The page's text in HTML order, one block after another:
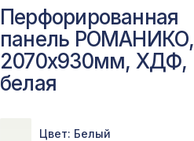
Перфорированная
панель РОМАНИКО,
2070х930мм, ХДФ,
белая
Цвет: Белый